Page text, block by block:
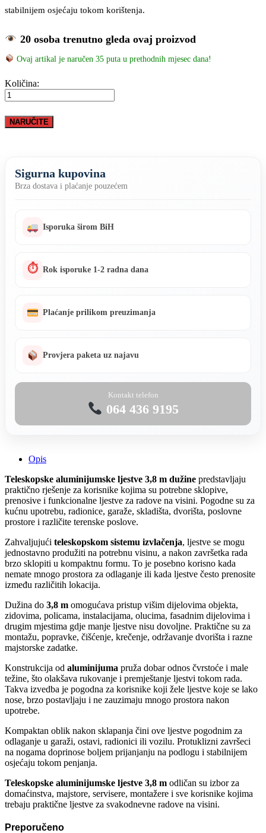
stabilnijem osjećaju tokom korištenja.
20 osoba trenutno gleda ovaj proizvod
Ovaj artikal je naručen 35 puta u prethodnih mjesec dana!
TELESKOPSKE
ALUMINIJUMSKE
LJESTVE
3,8M
DUŽINE
Količina:
NARUČITE
Sigurna kupovina
Brza dostava i plaćanje pouzećem
Isporuka širom BiH
⏱ Rok isporuke 1-2 radna dana
Plaćanje prilikom preuzimanja
Provjera paketa uz najavu
Kontakt telefon
064 436 9195
Opis
Teleskopske aluminijumske ljestve 3,8 m dužine predstavljaju
praktično rješenje za korisnike kojima su potrebne sklopive,
prenosive i funkcionalne ljestve za radove na visini. Pogodne su za
kućnu upotrebu, radionice, garaže, skladišta, dvorišta, poslovne
prostore i različite terenske poslove.
Zahvaljujući teleskopskom sistemu izvlačenja, ljestve se mogu
jednostavno produžiti na potrebnu visinu, a nakon završetka rada
brzo sklopiti u kompaktnu formu. To je posebno korisno kada
nemate mnogo prostora za odlaganje ili kada ljestve često prenosite
između različitih lokacija.
Dužina do 3,8 m omogućava pristup višim dijelovima objekta,
zidovima, policama, instalacijama, olucima, fasadnim dijelovima i
drugim mjestima gdje manje ljestve nisu dovoljne. Praktične su za
montažu, popravke, čišćenje, krečenje, održavanje dvorišta i razne
majstorske zadatke.
Konstrukcija od aluminijuma pruža dobar odnos čvrstoće i male
težine, što olakšava rukovanje i premještanje ljestvi tokom rada.
Takva izvedba je pogodna za korisnike koji žele ljestve koje se lako
nose, brzo postavljaju i ne zauzimaju mnogo prostora nakon
upotrebe.
Kompaktan oblik nakon sklapanja čini ove ljestve pogodnim za
odlaganje u garaži, ostavi, radionici ili vozilu. Protuklizni završeci
na nogama doprinose boljem prijanjanju na podlogu i stabilnijem
osjećaju tokom penjanja.
Teleskopske aluminijumske ljestve 3,8 m odličan su izbor za
domaćinstva, majstore, servisere, montažere i sve korisnike kojima
trebaju praktične ljestve za svakodnevne radove na visini.
Preporučeno